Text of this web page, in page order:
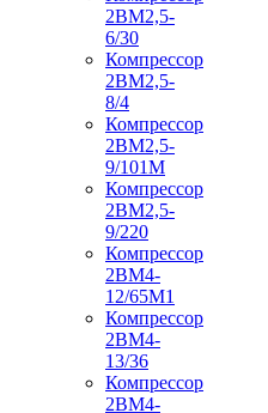
2ВМ2,5-
6/30
Компрессор
2ВМ2,5-
8/4
Компрессор
2ВМ2,5-
9/101М
Компрессор
2ВМ2,5-
9/220
Компрессор
2ВМ4-
12/65М1
Компрессор
2ВМ4-
13/36
Компрессор
2ВМ4-